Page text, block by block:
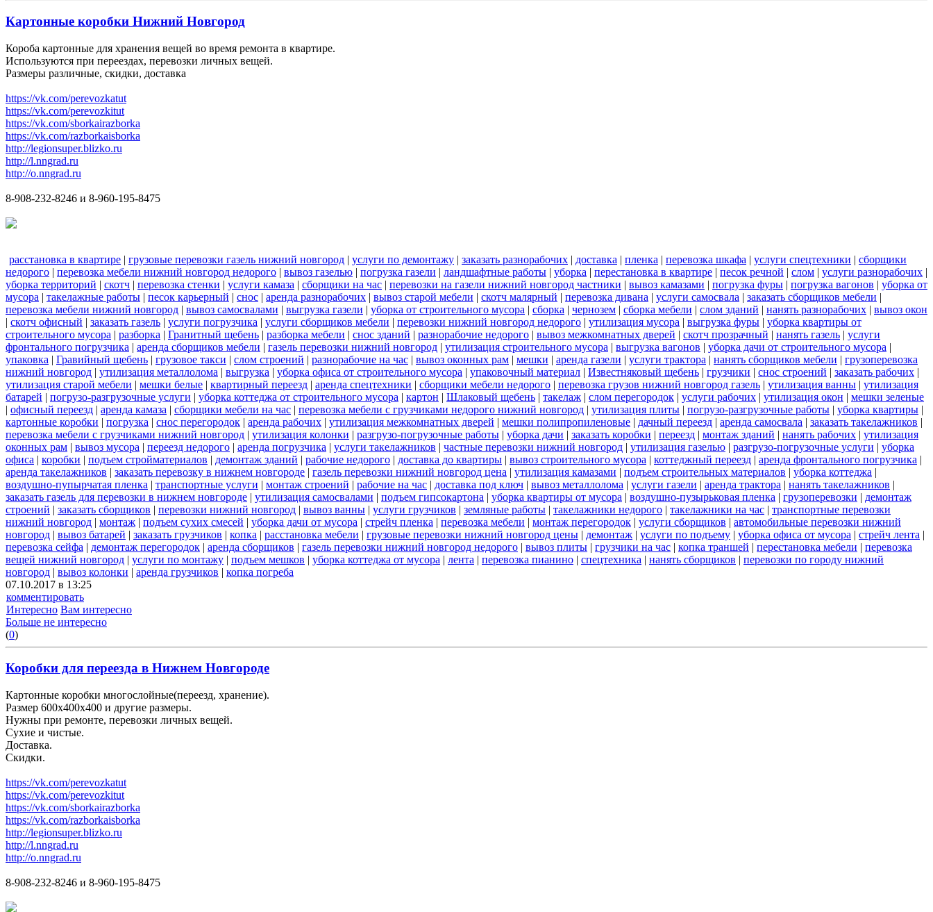
Картонные коробки Нижний Новгород
Короба картонные для хранения вещей во время ремонта в квартире.
Используются при переездах, перевозки личных вещей.
Размеры различные, скидки, доставка
https://vk.com/perevozkatut
https://vk.com/perevozkitut
https://vk.com/sborkairazborka
https://vk.com/razborkaisborka
http://legionsuper.blizko.ru
http://l.nngrad.ru
http://o.nngrad.ru
8-908-232-8246 и 8-960-195-8475
расстановка в квартире | грузовые перевозки газель нижний новгород | услуги по демонтажу | заказать разнорабочих | доставка | пленка | перевозка шкафа | услуги спецтехники | сборщики
недорого | перевозка мебели нижний новгород недорого | вывоз газелью | погрузка газели | ландшафтные работы | уборка | перестановка в квартире | песок речной | слом | услуги разнорабочих |
уборка территорий | скотч | перевозка стенки | услуги камаза | сборщики на час | перевозки на газели нижний новгород частники | вывоз камазами | погрузка фуры | погрузка вагонов | уборка от
мусора | такелажные работы | песок карьерный | снос | аренда разнорабочих | вывоз старой мебели | скотч малярный | перевозка дивана | услуги самосвала | заказать сборщиков мебели |
перевозка мебели нижний новгород | вывоз самосвалами | выгрузка газели | уборка от строительного мусора | сборка | чернозем | сборка мебели | слом зданий | нанять разнорабочих | вывоз окон
| скотч офисный | заказать газель | услуги погрузчика | услуги сборщиков мебели | перевозки нижний новгород недорого | утилизация мусора | выгрузка фуры | уборка квартиры от
строительного мусора | разборка | Гранитный щебень | разборка мебели | снос зданий | разнорабочие недорого | вывоз межкомнатных дверей | скотч прозрачный | нанять газель | услуги
фронтального погрузчика | аренда сборщиков мебели | газель перевозки нижний новгород | утилизация строительного мусора | выгрузка вагонов | уборка дачи от строительного мусора |
упаковка | Гравийный щебень | грузовое такси | слом строений | разнорабочие на час | вывоз оконных рам | мешки | аренда газели | услуги трактора | нанять сборщиков мебели | грузоперевозка
нижний новгород | утилизация металлолома | выгрузка | уборка офиса от строительного мусора | упаковочный материал | Известняковый щебень | грузчики | снос строений | заказать рабочих |
утилизация старой мебели | мешки белые | квартирный переезд | аренда спецтехники | сборщики мебели недорого | перевозка грузов нижний новгород газель | утилизация ванны | утилизация
батарей | погрузо-разгрузочные услуги | уборка коттеджа от строительного мусора | картон | Шлаковый щебень | такелаж | слом перегородок | услуги рабочих | утилизация окон | мешки зеленые
| офисный переезд | аренда камаза | сборщики мебели на час | перевозка мебели с грузчиками недорого нижний новгород | утилизация плиты | погрузо-разгрузочные работы | уборка квартиры |
картонные коробки | погрузка | снос перегородок | аренда рабочих | утилизация межкомнатных дверей | мешки полипропиленовые | дачный переезд | аренда самосвала | заказать такелажников |
перевозка мебели с грузчиками нижний новгород | утилизация колонки | разгрузо-погрузочные работы | уборка дачи | заказать коробки | переезд | монтаж зданий | нанять рабочих | утилизация
оконных рам | вывоз мусора | переезд недорого | аренда погрузчика | услуги такелажников | частные перевозки нижний новгород | утилизация газелью | разгрузо-погрузочные услуги | уборка
офиса | коробки | подъем стройматериалов | демонтаж зданий | рабочие недорого | доставка до квартиры | вывоз строительного мусора | коттеджный переезд | аренда фронтального погрузчика |
аренда такелажников | заказать перевозку в нижнем новгороде | газель перевозки нижний новгород цена | утилизация камазами | подъем строительных материалов | уборка коттеджа |
воздушно-пупырчатая пленка | транспортные услуги | монтаж строений | рабочие на час | доставка под ключ | вывоз металлолома | услуги газели | аренда трактора | нанять такелажников |
заказать газель для перевозки в нижнем новгороде | утилизация самосвалами | подъем гипсокартона | уборка квартиры от мусора | воздушно-пузырьковая пленка | грузоперевозки | демонтаж
строений | заказать сборщиков | перевозки нижний новгород | вывоз ванны | услуги грузчиков | земляные работы | такелажники недорого | такелажники на час | транспортные перевозки
нижний новгород | монтаж | подъем сухих смесей | уборка дачи от мусора | стрейч пленка | перевозка мебели | монтаж перегородок | услуги сборщиков | автомобильные перевозки нижний
новгород | вывоз батарей | заказать грузчиков | копка | расстановка мебели | грузовые перевозки нижний новгород цены | демонтаж | услуги по подъему | уборка офиса от мусора | стрейч лента |
перевозка сейфа | демонтаж перегородок | аренда сборщиков | газель перевозки нижний новгород недорого | вывоз плиты | грузчики на час | копка траншей | перестановка мебели | перевозка
вещей нижний новгород | услуги по монтажу | подъем мешков | уборка коттеджа от мусора | лента | перевозка пианино | спецтехника | нанять сборщиков | перевозки по городу нижний
новгород | вывоз колонки | аренда грузчиков | копка погреба
07.10.2017 в 13:25
комментировать
Интересно Вам интересно
Больше не интересно
(0)
Коробки для переезда в Нижнем Новгороде
Картонные коробки многослойные(переезд, хранение).
Размер 600х400х400 и другие размеры.
Нужны при ремонте, перевозки личных вещей.
Сухие и чистые.
Доставка.
Скидки.
https://vk.com/perevozkatut
https://vk.com/perevozkitut
https://vk.com/sborkairazborka
https://vk.com/razborkaisborka
http://legionsuper.blizko.ru
http://l.nngrad.ru
http://o.nngrad.ru
8-908-232-8246 и 8-960-195-8475